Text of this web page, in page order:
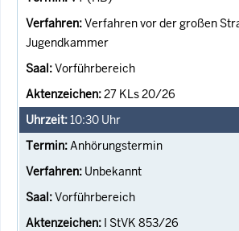
Verfahren vor der großen
Jugendkammer
Vorführbereich
27 KLs 20/26
10:30 Uhr
Anhörungstermin
Unbekannt
Vorführbereich
I StVK 853/26